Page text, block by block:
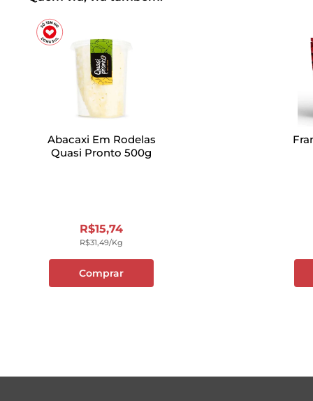
Abacaxi Em Rodelas
Quasi Pronto 500g
R$15,74
R$31,49/kg
Comprar